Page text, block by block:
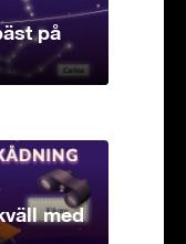
på
med